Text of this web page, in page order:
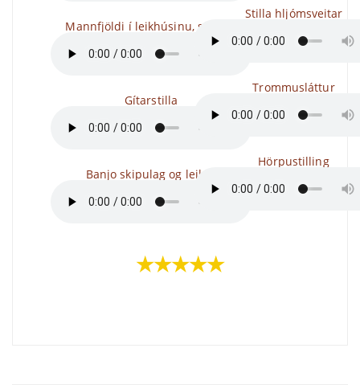
Mannfjöldi í leikhúsinu, stofnar
Gítarstilla
Banjo skipulag og leikur
Stilla hljómsveitar
Trommusláttur
Hörpustilling
★★★★★